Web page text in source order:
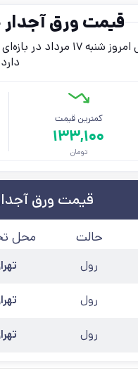
قیمت ورق آجدار
کمترین قیمت
۱۳۳,۱۰۰
تومان
قیمت ورق
حالت محل
رول
رول
رول